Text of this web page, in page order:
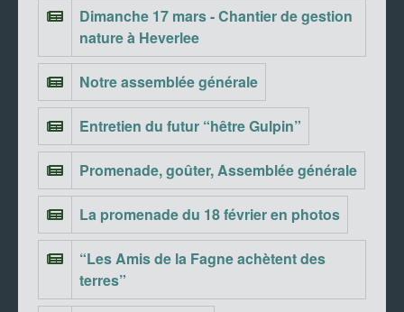
Dimanche 17 mars - Chantier de gestion
nature à Heverlee
Notre assemblée générale
Entretien du futur “hêtre Gulpin”
Promenade, goûter, Assemblée générale
La promenade du 18 février en photos
“Les Amis de la Fagne achètent des
terres”